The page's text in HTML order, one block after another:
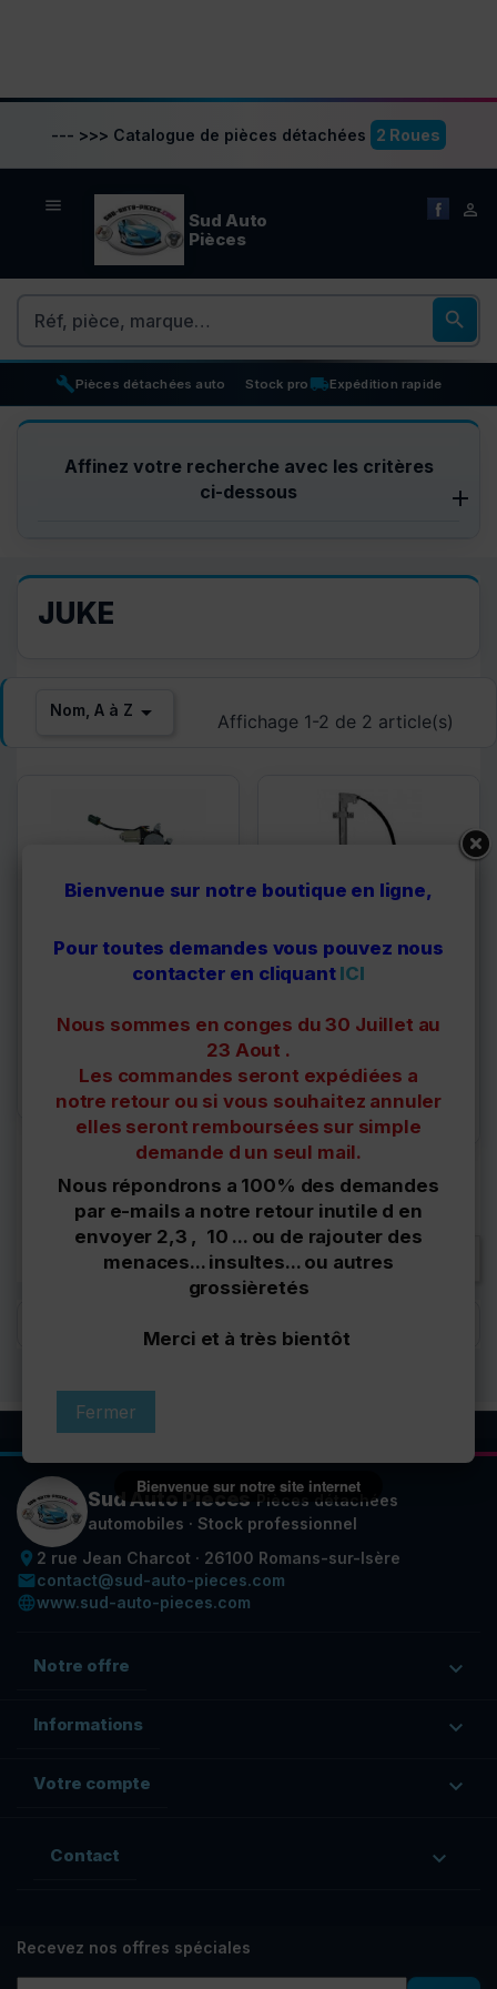
--- >>> Catalogue de pièces détachées 2 Roues
 
Sud Auto
Pièces

build Pièces détachées auto inventory_2
Stock pro local_shippingExpédition rapide
Affinez votre recherche avec les critères
ci-dessous
JUKE
Nom, A à Z  Affichage 1-2 de 2 article(s)
avant gauche pour Nissan
Juke...
100,00 €
Délais à confirmer
DN704L
elactrique avant gauche
pour...
68,00 €
Sur commande : 48
heures
Affichage 1-2 de 2 article(s)
Retour en haut
Sud Auto Pièces Pièces détachées
automobiles · Stock professionnel
place 2 rue Jean Charcot · 26100 Romans-sur-Isère
emailcontact@sud-auto-pieces.com
languagewww.sud-auto-pieces.com
Notre offre 
Informations 
Votre compte 
Contact 
Recevez nos offres spéciales
Bienvenue sur notre boutique en ligne,
Pour toutes demandes vous pouvez nous
contacter en cliquant ICI
Nous sommes en conges du 30 Juillet au
23 Aout .
Les commandes seront expédiées a
notre retour ou si vous souhaitez annuler
elles seront remboursées sur simple
demande d un seul mail.
Nous répondrons a 100% des demandes
par e-mails a notre retour inutile d en
envoyer 2,3 , 10 ... ou de rajouter des
menaces... insultes... ou autres
grossièretés
Merci et à très bientôt
Fermer
Bienvenue sur notre site internet